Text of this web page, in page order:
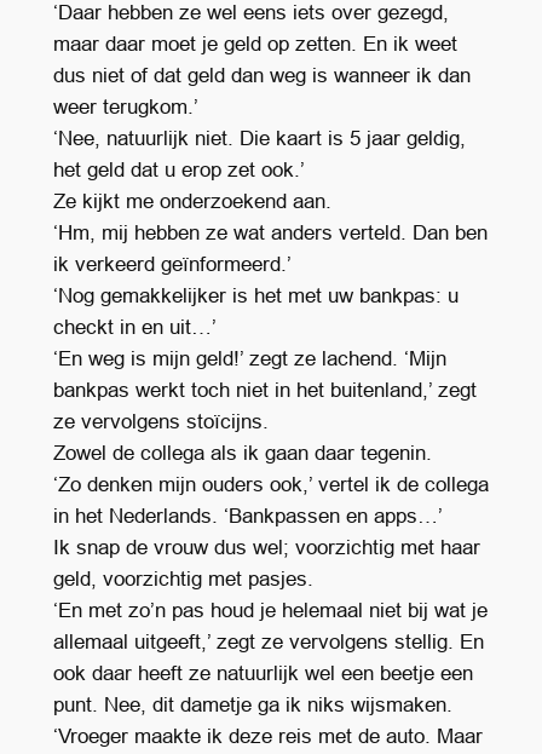
‘Daar hebben ze wel eens iets over gezegd,
maar daar moet je geld op zetten. En ik weet
dus niet of dat geld dan weg is wanneer ik dan
weer terugkom.’
‘Nee, natuurlijk niet. Die kaart is 5 jaar geldig,
het geld dat u erop zet ook.’
Ze kijkt me onderzoekend aan.
‘Hm, mij hebben ze wat anders verteld. Dan ben
ik verkeerd geïnformeerd.’
‘Nog gemakkelijker is het met uw bankpas: u
checkt in en uit…’
‘En weg is mijn geld!’ zegt ze lachend. ‘Mijn
bankpas werkt toch niet in het buitenland,’ zegt
ze vervolgens stoïcijns.
Zowel de collega als ik gaan daar tegenin.
‘Zo denken mijn ouders ook,’ vertel ik de collega
in het Nederlands. ‘Bankpassen en apps…’
Ik snap de vrouw dus wel; voorzichtig met haar
geld, voorzichtig met pasjes.
‘En met zo’n pas houd je helemaal niet bij wat je
allemaal uitgeeft,’ zegt ze vervolgens stellig. En
ook daar heeft ze natuurlijk wel een beetje een
punt. Nee, dit dametje ga ik niks wijsmaken.
‘Vroeger maakte ik deze reis met de auto. Maar